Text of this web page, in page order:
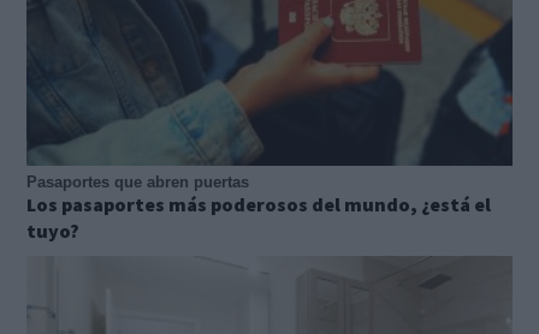
Pasaportes que abren puertas
Los pasaportes más poderosos del mundo, ¿está el
tuyo?